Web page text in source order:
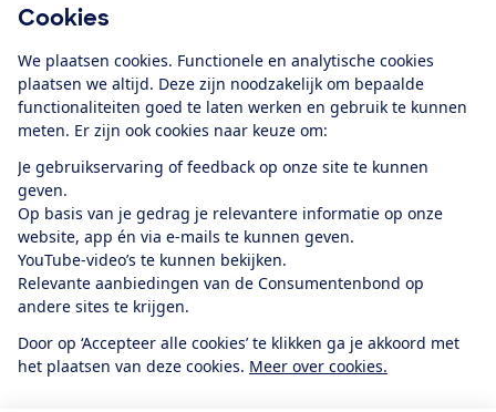
Cookies
We plaatsen cookies. Functionele en analytische cookies
plaatsen we altijd. Deze zijn noodzakelijk om bepaalde
functionaliteiten goed te laten werken en gebruik te kunnen
meten. Er zijn ook cookies naar keuze om:
Je gebruikservaring of feedback op onze site te kunnen
geven.
Op basis van je gedrag je relevantere informatie op onze
website, app én via e-mails te kunnen geven.
YouTube-video’s te kunnen bekijken.
Relevante aanbiedingen van de Consumentenbond op
andere sites te krijgen.
Door op ‘Accepteer alle cookies’ te klikken ga je akkoord met
het plaatsen van deze cookies. Meer over cookies.
Alles over de
app
Algemene Voorwaarden
Privacyverklaring
Cookiebeleid
Privacyvoorkeuren
Toegankelijkheid
RSS-feed nieuws
FacebookTwitterInstagram
YoutubeLinkedIn
12.901consumentenbeoordelen de Consumentenbondmet gemiddeld